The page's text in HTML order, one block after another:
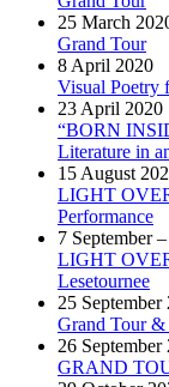
25 March
Grand Tour
8 April 2020
Visual Poetry
23 April 2020
“BORN
Literature in
15 August
LIGHT
Performance
7 September
LIGHT
Lesetournee
25 September
Grand Tour
26 September
GRAND